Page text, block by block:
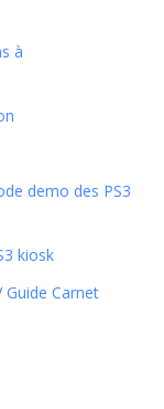
à
demo des PS3
kiosk
Guide Carnet